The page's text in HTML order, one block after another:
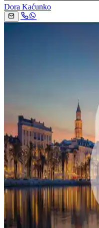
Dora Kaćunko